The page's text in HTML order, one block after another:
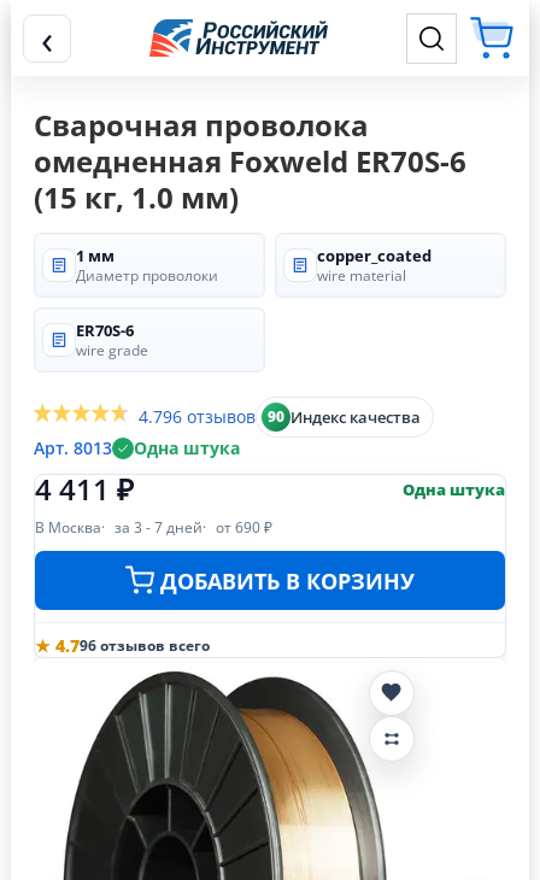
‹
Сварочная проволока
омедненная Foxweld ER70S-6
(15 кг, 1.0 мм)
1 мм
Диаметр проволоки
copper_coated
wire material
ER70S-6
wire grade
4.796 отзывов 90 Индекс качества
Арт. 8013 Одна штука
4 411 ₽ Одна штука
В Москва за 3 - 7 дней от 690 ₽
ДОБАВИТЬ В КОРЗИНУ
★ 4.796 отзывов всего